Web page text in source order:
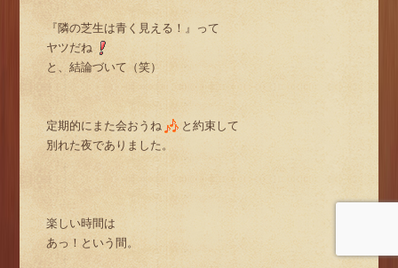
『隣の芝生は青く見える！』って
ヤツだね
と、結論づいて（笑）
定期的にまた会おうね
と約束して
別れた夜でありました。
楽しい時間は
あっ！という間。